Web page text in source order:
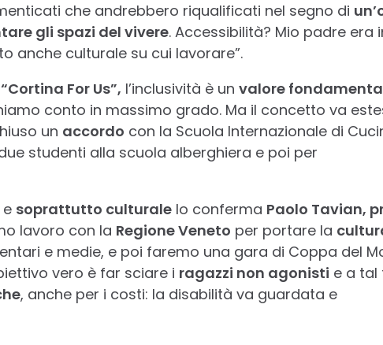
che andrebbero riqualificati nel segno di
gli spazi del vivere. Accessibilità? Mio padre era
anche culturale su cui lavorare”.
For Us”, l’inclusività è un valore
conto in massimo grado. Ma il concetto va
un accordo con la Scuola Internazionale di
studenti alla scuola alberghiera e poi per
soprattutto culturalelo conferma Paolo Tavian,
lavoro con la Regione Veneto per portare la
e medie, e poi faremo una gara di Coppa del
vero è far sciare i ragazzi non agonisti e a tal
, anche per i costi: la disabilità va guardata e